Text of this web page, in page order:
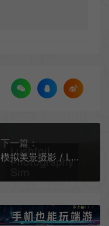
下一篇：
模拟美景摄影 / Lushfoil Photography Sim 休闲拍照模拟游戏